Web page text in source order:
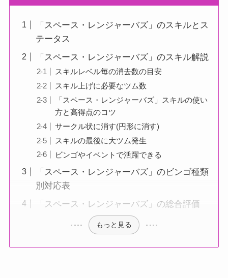
「スペース・レンジャーバズ」のスキルとス
テータス
「スペース・レンジャーバズ」のスキル解説
スキルレベル毎の消去数の目安
スキル上げに必要なツム数
「スペース・レンジャーバズ」スキルの使い
方と高得点のコツ
サークル状に消す(円形に消す)
スキルの最後に大ツム発生
ビンゴやイベントで活躍できる
「スペース・レンジャーバズ」のビンゴ種類
別対応表
「スペース・レンジャーバズ」の総合評価
もっと見る